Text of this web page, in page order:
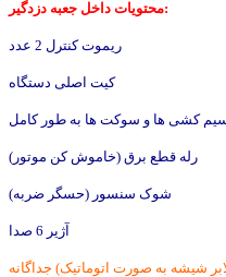
محتویات داخل جعبه دزدگیر:
ریموت کنترل 2 عدد
کیت اصلی دستگاه
کشی ها و سوکت ها به طور کامل
رله قطع برق (خاموش کن موتور)
شوک سنسور (حسگر ضربه)
آژیر 6 صدا
شیشه به صورت اتوماتیک) جداگانه